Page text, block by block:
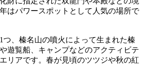
はパワースポットとして人気の場所で
つ、榛名山の噴火によって生まれた榛
遊覧船、キャンプなどのアクティビテ
リアです。春が見頃のツツジや秋の紅